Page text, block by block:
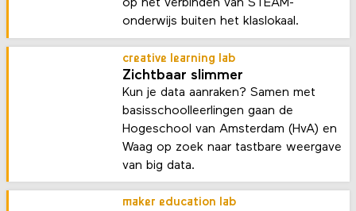
op het verbinden van STEAM-
onderwijs buiten het klaslokaal.
creative learning lab
Zichtbaar slimmer
Kun je data aanraken? Samen met
basisschoolleerlingen gaan de
Hogeschool van Amsterdam (HvA) en
Waag op zoek naar tastbare weergave
van big data.
maker education lab